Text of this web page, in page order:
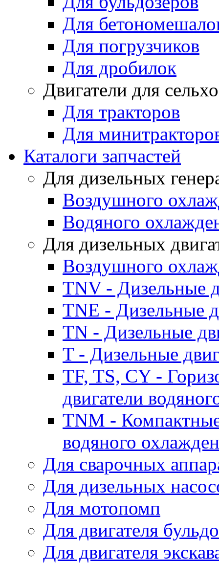
Для
Для погрузчиков
Для дробилок
Двигатели для
Для тракторов
Для
Каталоги запчастей
Для дизельных
Воздушного
Водяного
Для дизельных
Воздушного
TNV - Дизельные
TNE - Дизельные
TN - Дизельные
T - Дизельные
TF, TS, CY -
двигатели
TNM -
водяного
Для сварочных
Для дизельных
Для мотопомп
Для двигателя
Для двигателя